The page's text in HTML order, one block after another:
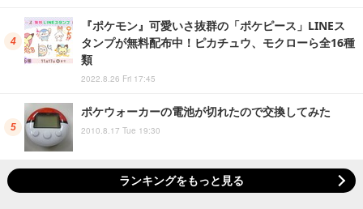
『ポケモン』可愛いさ抜群の「ポケピース」LINEス
タンプが無料配布中！ピカチュウ、モクローら全16種
類
2022.8.26 Fri 17:45
ポケウォーカーの電池が切れたので交換してみた
2010.8.17 Tue 19:30
ランキングをもっと見る